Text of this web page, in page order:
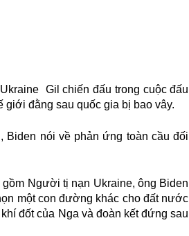
Gil chiến đấu trong cuộc đấu
giới đằng sau quốc gia bị bao vây.
nói về phản ứng toàn cầu đối
gồm Người tị nạn Ukraine, ông Biden
một con đường khác cho đất nước
đốt của Nga và đoàn kết đứng sau